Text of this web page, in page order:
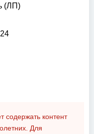
(ЛП)
содержать контент
Для